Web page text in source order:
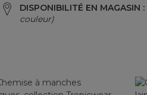
DISPONIBILITÉ EN MAGASIN :
couleur)